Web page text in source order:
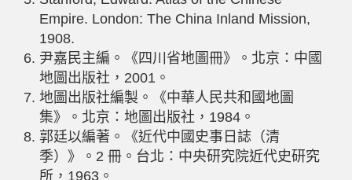
Empire. London: The China Inland Mission,
1908.
尹嘉民主編。《四川省地圖冊》。北京：中國
地圖出版社，2001。
地圖出版社編製。《中華人民共和國地圖
集》。北京：地圖出版社，1984。
郭廷以編著。《近代中國史事日誌（清
季）》。2 冊。台北：中央研究院近代史研究
所，1963。